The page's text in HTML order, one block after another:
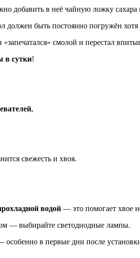
добавить в неё чайную ложку
быть постоянно погружён хотя
смолой и перестал
в сутки!
,
свежесть и хвоя.
водой — это помогает хвое
— выбирайте светодиодные лампы.
в первые дни после